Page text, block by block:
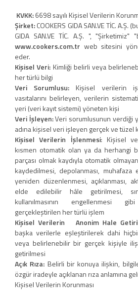
KVKK:6698 sayılı Kişisel Verilerin
Şirket:COOKERS GIDA SAN.VE TİC. A.Ş.
GIDA SAN.VE TİC. A.Ş. ", "Şirketimiz"
www.cookers.com.tr web sitesini
eder.
Kişisel Veri: Kimliği belirli veya
her türlü bilgi
Veri Sorumlusu: Kişisel verilerin
vasıtalarını belirleyen, verilerin
yeri (veri kayıt sistemi) yöneten kişi
Veri İşleyen:Veri sorumlusunun verdiği
adına kişisel veri işleyen gerçek ve tüzel
Kişisel Verilerin İşlenmesi: Kişisel
kısmen otomatik olan ya da herhangi
parçası olmak kaydıyla otomatik
kaydedilmesi, depolanması, muhafaza
yeniden düzenlenmesi, açıklanması,
elde edilebilir hâle getirilmesi,
kullanılmasının engellenmesi
gerçekleştirilen her türlü işlem
Kişisel Verilerin Anonim Hale
başka verilerle eşleştirilerek dahi
veya belirlenebilir bir gerçek kişiyle
getirilmesi
Açık Rıza: Belirli bir konuya ilişkin,
özgür iradeyle açıklanan rıza anlamına
Kişisel Verilerin Korunması